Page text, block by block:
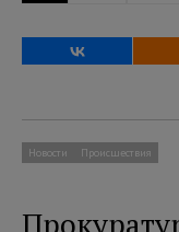
Новости Происшествия